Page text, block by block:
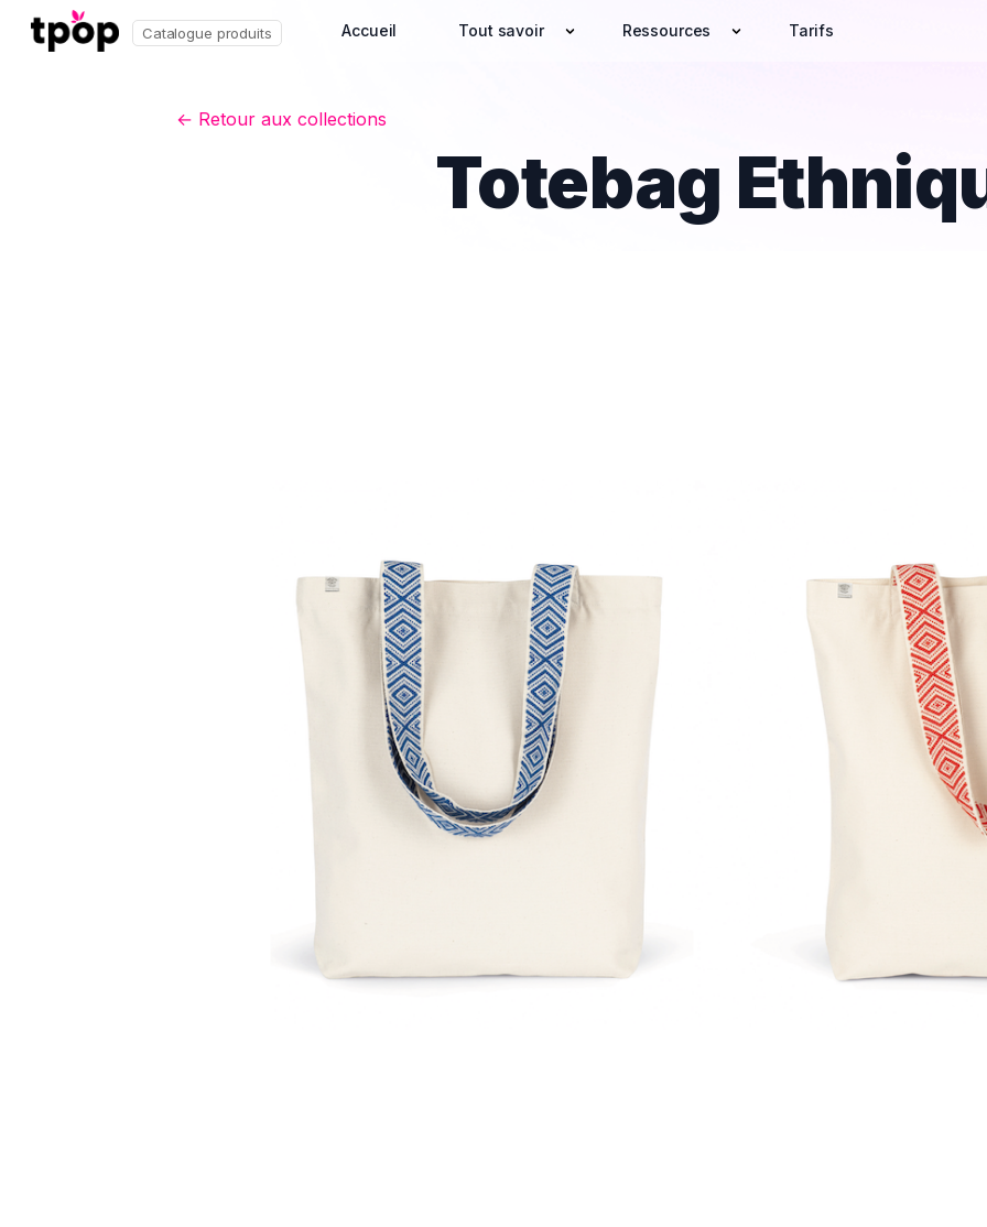
Catalogue produits Accueil Tout savoir Ressources Tarifs
← Retour aux collections
Totebag